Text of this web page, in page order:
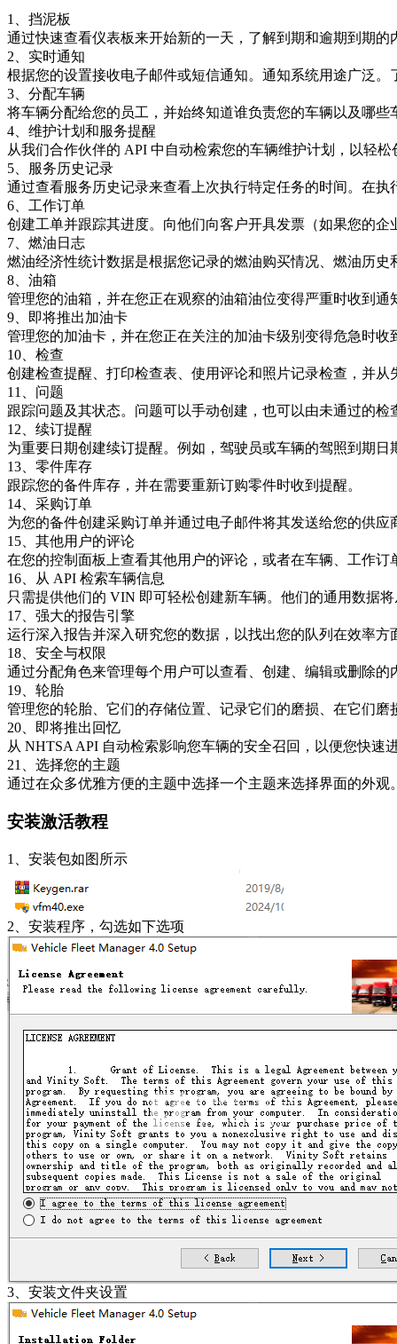
1、挡泥板
通过快速查看仪表板来开始新的一天，了解到期和逾期到期的
2、实时通知
根据您的设置接收电子邮件或短信通知。通知系统用途广泛。
3、分配车辆
将车辆分配给您的员工，并始终知道谁负责您的车辆以及哪些
4、维护计划和服务提醒
从我们合作伙伴的 API 中自动检索您的车辆维护计划，以轻松
5、服务历史记录
通过查看服务历史记录来查看上次执行特定任务的时间。在执
6、工作订单
创建工单并跟踪其进度。向他们向客户开具发票（如果您的企
7、燃油日志
燃油经济性统计数据是根据您记录的燃油购买情况、燃油历史
8、油箱
管理您的油箱，并在您正在观察的油箱油位变得严重时收到通
9、即将推出加油卡
管理您的加油卡，并在您正在关注的加油卡级别变得危急时收
10、检查
创建检查提醒、打印检查表、使用评论和照片记录检查，并从
11、问题
跟踪问题及其状态。问题可以手动创建，也可以由未通过的检
12、续订提醒
为重要日期创建续订提醒。例如，驾驶员或车辆的驾照到期
13、零件库存
跟踪您的备件库存，并在需要重新订购零件时收到提醒。
14、采购订单
为您的备件创建采购订单并通过电子邮件将其发送给您的供
15、其他用户的评论
在您的控制面板上查看其他用户的评论，或者在车辆、工作
16、从 API 检索车辆信息
只需提供他们的 VIN 即可轻松创建新车辆。他们的通用数据
17、强大的报告引擎
运行深入报告并深入研究您的数据，以找出您的队列在效率
18、安全与权限
通过分配角色来管理每个用户可以查看、创建、编辑或删除的
19、轮胎
管理您的轮胎、它们的存储位置、记录它们的磨损、在它们磨
20、即将推出回忆
从 NHTSA API 自动检索影响您车辆的安全召回，以便您快速
21、选择您的主题
通过在众多优雅方便的主题中选择一个主题来选择界面的外观
安装激活教程
1、安装包如图所示
2、安装程序，勾选如下选项
3、安装文件夹设置